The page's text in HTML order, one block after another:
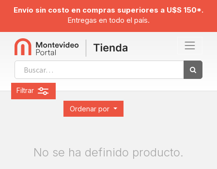
Envío sin costo en compras superiores a U$S 150*.
Entregas en todo el país.
Ordenar por
Filtrar
No se ha definido producto.